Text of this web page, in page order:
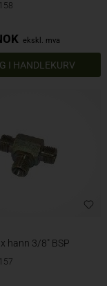
ekskl. mva
hann 3/8" BSP